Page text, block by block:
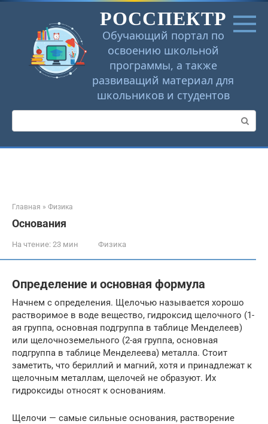
Перейти
РОССПЕКТР
Обучающий портал по
освоению школьной
программы, а также
развиващий материал для
школьников и студентов
Поиск:
Главная » Физика
Основания
На чтение: 23 мин Физика
Определение и основная формула
Начнем с определения. Щелочью называется хорошо
растворимое в воде вещество, гидроксид щелочного (1-
ая группа, основная подгруппа в таблице Менделеев)
или щелочноземельного (2-ая группа, основная
подгруппа в таблице Менделеева) металла. Стоит
заметить, что бериллий и магний, хотя и принадлежат к
щелочным металлам, щелочей не образуют. Их
гидроксиды относят к основаниям.
Щелочи — самые сильные основания, растворение